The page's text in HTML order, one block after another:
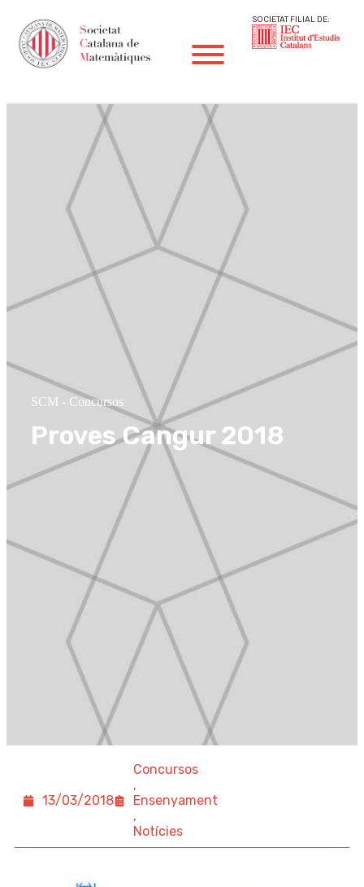
SOCIETAT FILIAL DE:
Proves Cangur 2018
SCM - Concursos
13/03/2018
Concursos
,
Ensenyament
,
Notícies